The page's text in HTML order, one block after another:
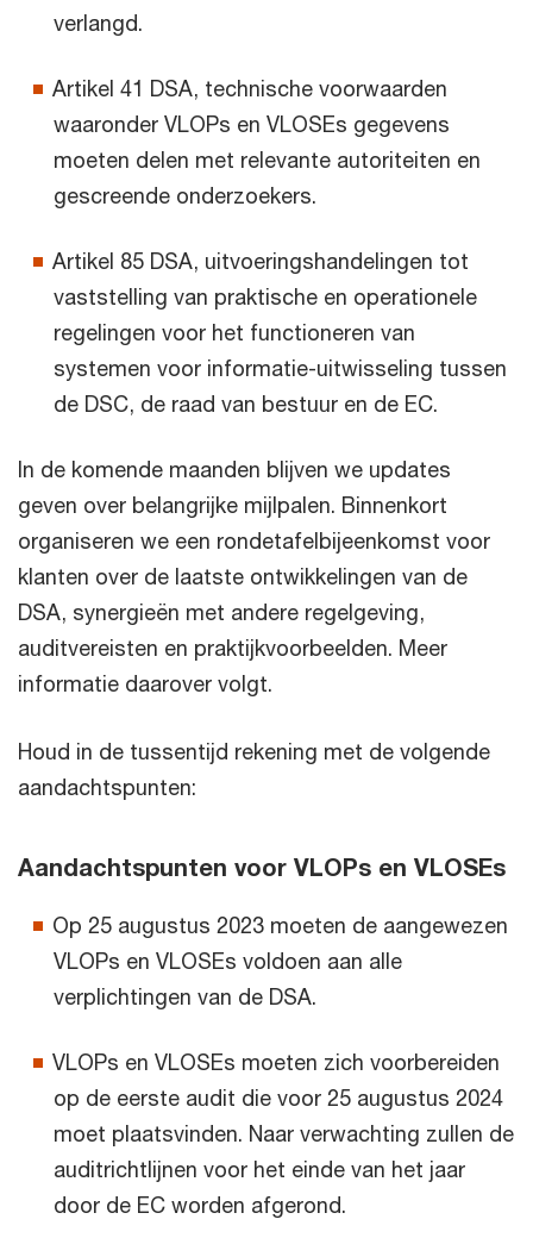
verlangd.
Artikel 41 DSA, technische voorwaarden
waaronder VLOPs en VLOSEs gegevens
moeten delen met relevante autoriteiten en
gescreende onderzoekers.
Artikel 85 DSA, uitvoeringshandelingen tot
vaststelling van praktische en operationele
regelingen voor het functioneren van
systemen voor informatie-uitwisseling tussen
de DSC, de raad van bestuur en de EC.
In de komende maanden blijven we updates
geven over belangrijke mijlpalen. Binnenkort
organiseren we een rondetafelbijeenkomst voor
klanten over de laatste ontwikkelingen van de
DSA, synergieën met andere regelgeving,
auditvereisten en praktijkvoorbeelden. Meer
informatie daarover volgt.
Houd in de tussentijd rekening met de volgende
aandachtspunten:
Aandachtspunten voor VLOPs en VLOSEs
Op 25 augustus 2023 moeten de aangewezen
VLOPs en VLOSEs voldoen aan alle
verplichtingen van de DSA.
VLOPs en VLOSEs moeten zich voorbereiden
op de eerste audit die voor 25 augustus 2024
moet plaatsvinden. Naar verwachting zullen de
auditrichtlijnen voor het einde van het jaar
door de EC worden afgerond.